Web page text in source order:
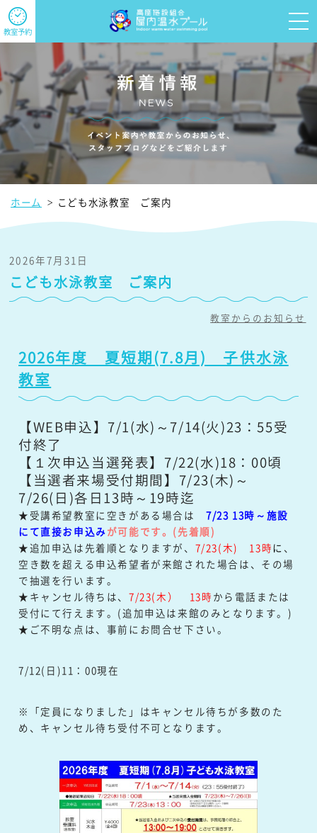
教室予約
ホーム こども水泳教室 ご案内
2026年7月31日
こども水泳教室 ご案内
教室からのお知らせ
2026年度 夏短期(7.8月) 子供水泳
教室
【WEB申込】7/1(水)～7/14(火)23：55受
付終了
【１次申込当選発表】7/22(水)18：00頃
【当選者来場受付期間】7/23(木)～
7/26(日)各日13時～19時迄
★受講希望教室に空きがある場合は
7/23 13時～施設
にて直接お申込みが可能です。(先着順)
★追加申込は先着順となりますが、 7/23(木) 13時に 、
空き数を超える申込希望者が来館された場合は、その場
で抽選を行います。
★キャンセル待ちは、7/23(木） 13時 から電話または
受付にて行えます。(追加申込は来館のみとなります。)
★ご不明な点は、事前にお問合せ下さい。
7/12(日)11：00現在
※「定員になりました」はキャンセル待ちが多数のた
め、キャンセル待ち受付不可となります。